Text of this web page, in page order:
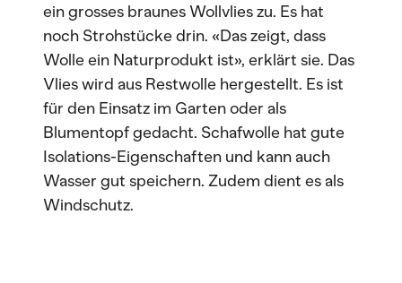
ein grosses braunes Wollvlies zu. Es hat
noch Strohstücke drin. «Das zeigt, dass
Wolle ein Naturprodukt ist», erklärt sie. Das
Vlies wird aus Restwolle hergestellt. Es ist
für den Einsatz im Garten oder als
Blumentopf gedacht. Schafwolle hat gute
Isolations-Eigenschaften und kann auch
Wasser gut speichern. Zudem dient es als
Windschutz.